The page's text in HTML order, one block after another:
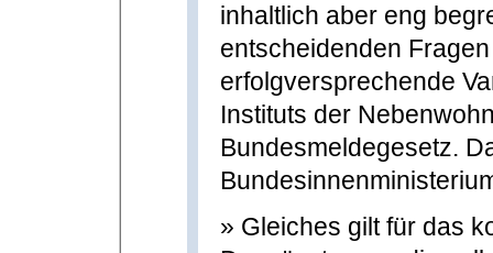
inhaltlich aber eng
entscheidenden
erfolgversprechende
Instituts der
Bundesmeldegesetz.
» Gleiches gilt für das